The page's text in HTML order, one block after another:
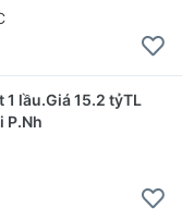
1 lầu.Giá 15.2 tỷTL
P.Nh